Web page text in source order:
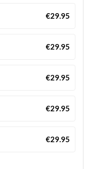
€29.95
€29.95
€29.95
€29.95
€29.95